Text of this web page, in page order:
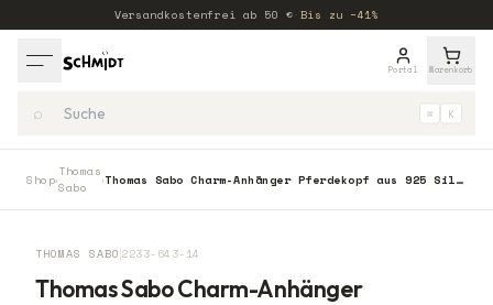
Versandkostenfrei ab 50 € Bis zu −41%
Portal Warenkorb
⌕ ⌘ K
Shop›Thomas
Sabo
› Thomas Sabo Charm-Anhänger Pferdekopf aus 925 Silber mit Zirkonia für Damen, silberfarben, 11,5x25 mm
THOMAS SABO 2233-643-14
Thomas Sabo Charm-Anhänger